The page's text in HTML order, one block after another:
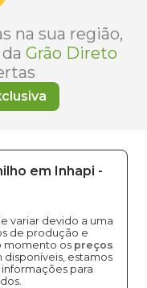
na sua região,
Grão Direto
em Inhapi -
variar devido a uma
de produção e
momento os preços
disponíveis, estamos
para